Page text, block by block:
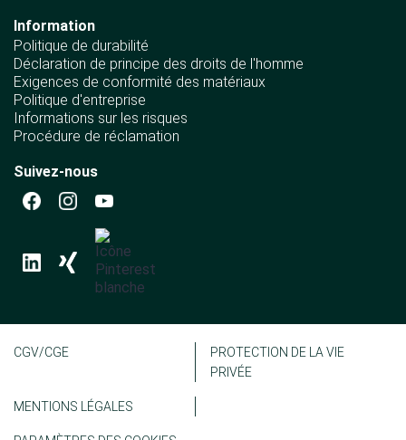
Information
Politique de durabilité
Déclaration de principe des droits de l'homme
Exigences de conformité des matériaux
Politique d'entreprise
Informations sur les risques
Procédure de réclamation
Suivez-nous
CGV/CGE
PROTECTION DE LA VIE
PRIVÉE
MENTIONS LÉGALES